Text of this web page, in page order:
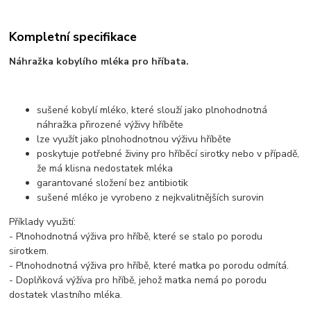
Kompletní specifikace
Náhražka kobylího mléka pro hříbata.
sušené kobylí mléko, které slouží jako plnohodnotná
náhražka přirozené výživy hříběte
lze využít jako plnohodnotnou výživu hříběte
poskytuje potřebné živiny pro hříběcí sirotky nebo v případě,
že má klisna nedostatek mléka
garantované složení bez antibiotik
sušené mléko je vyrobeno z nejkvalitnějších surovin
Příklady využití:
- Plnohodnotná výživa pro hříbě, které se stalo po porodu
sirotkem.
- Plnohodnotná výživa pro hříbě, které matka po porodu odmítá.
- Doplňková výžíva pro hříbě, jehož matka nemá po porodu
dostatek vlastního mléka.